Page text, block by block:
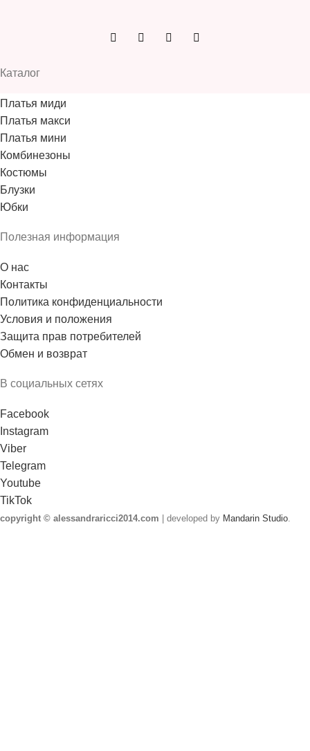
Каталог
Платья миди
Платья макси
Платья мини
Комбинезоны
Костюмы
Блузки
Юбки
Полезная информация
О нас
Контакты
Политика конфиденциальности
Условия и положения
Защита прав потребителей
Обмен и возврат
В социальных сетях
Facebook
Instagram
Viber
Telegram
Youtube
TikTok
copyright © alessandraricci2014.com | developed by Mandarin Studio.